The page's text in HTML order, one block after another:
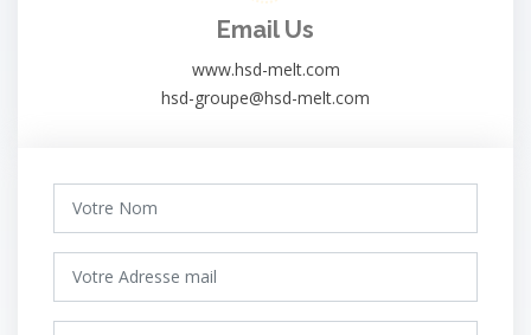
Email Us
www.hsd-melt.com
hsd-groupe@hsd-melt.com